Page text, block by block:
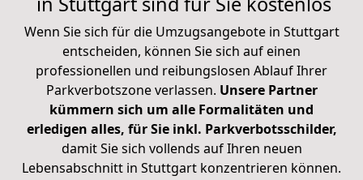
Wenn Sie sich für die Umzugsangebote in Stuttgart
entscheiden, können Sie sich auf einen
professionellen und reibungslosen Ablauf Ihrer
Parkverbotszone verlassen. Unsere Partner
kümmern sich um alle Formalitäten und
erledigen alles, für Sie inkl. Parkverbotsschilder,
damit Sie sich vollends auf Ihren neuen
Lebensabschnitt in Stuttgart konzentrieren können.